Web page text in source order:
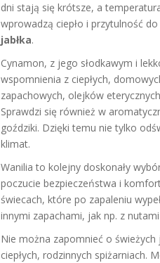
dni stają się krótsze, a
wprowadzą ciepło i przytulność
jabłka.
Cynamon, z jego słodkawym i
wspomnienia z ciepłych,
zapachowych, olejków
Sprawdzi się również w
goździki. Dzięki temu nie tylko
klimat.
Wanilia to kolejny doskonały
poczucie bezpieczeństwa i
świecach, które po zapaleniu
innymi zapachami, jak np. z
Nie można zapomnieć o
ciepłych, rodzinnych spiżarniach.